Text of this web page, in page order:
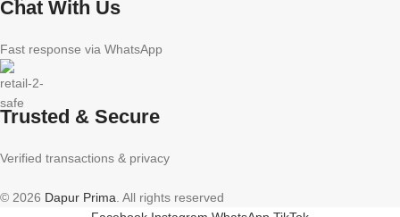
Chat With Us
Fast response via WhatsApp
Trusted & Secure
Verified transactions & privacy
© 2026 Dapur Prima. All rights reserved